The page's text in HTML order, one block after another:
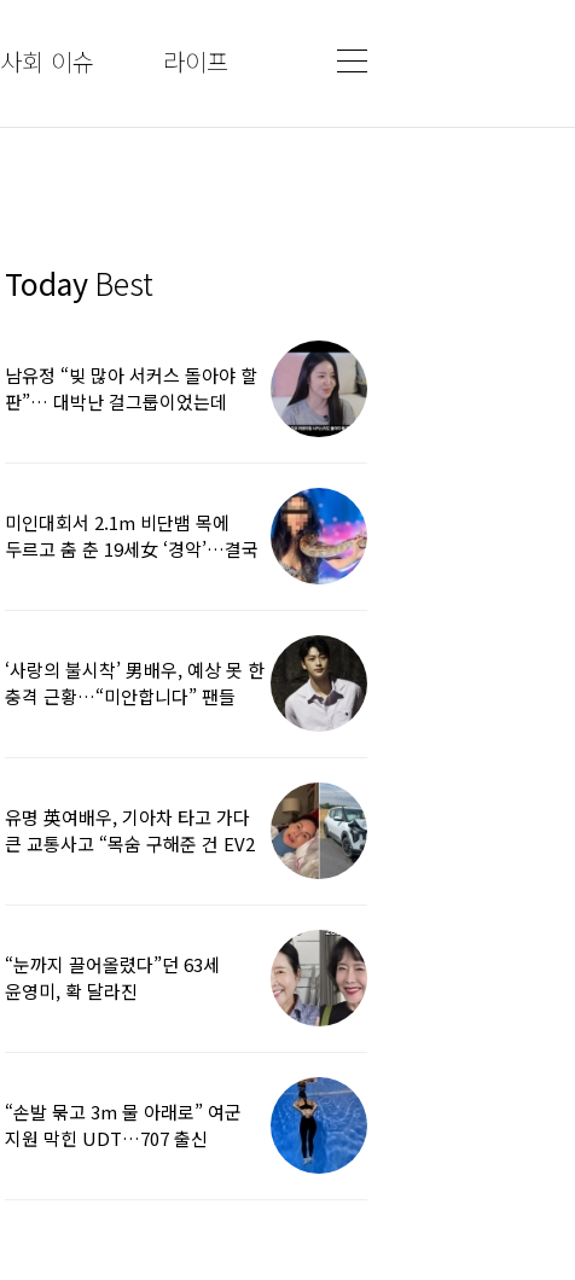
사회 이슈 라이프
Today Best
남유정 “빚 많아 서커스 돌아야 할
판”… 대박난 걸그룹이었는데
미인대회서 2.1m 비단뱀 목에
두르고 춤 춘 19세女 ‘경악’…결국
‘사랑의 불시착’ 男배우, 예상 못 한
충격 근황…“미안합니다” 팬들
유명 英여배우, 기아차 타고 가다
큰 교통사고 “목숨 구해준 건 EV2
“눈까지 끌어올렸다”던 63세
윤영미, 확 달라진
“손발 묶고 3m 물 아래로” 여군
지원 막힌 UDT…707 출신